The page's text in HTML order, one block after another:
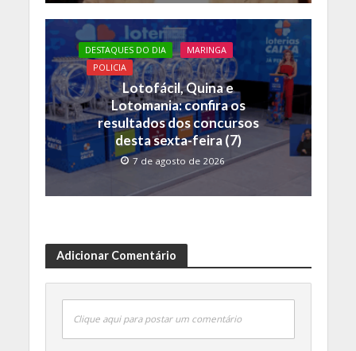
DESTAQUES DO DIA
MARINGA
POLICIA
Lotofácil, Quina e
Lotomania: confira os
resultados dos concursos
desta sexta-feira (7)
7 de agosto de 2026
Adicionar Comentário
Clique aqui para postar um comentário